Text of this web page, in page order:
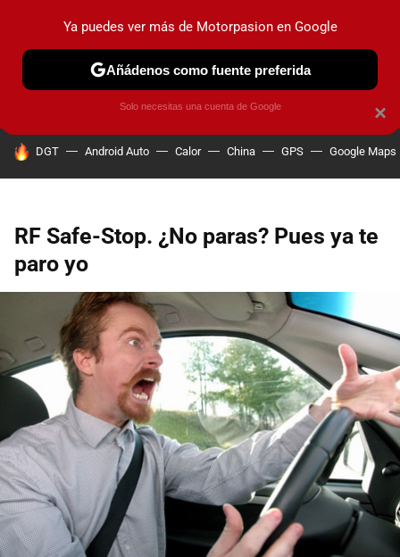
PRUEBAS COCHES ELÉCTRICOS OBSERVATORIO
HOY SE HABLA DE
DGT Android Auto Calor China GPS Google Maps
RF Safe-Stop. ¿No paras? Pues ya te
paro yo
×
Ya puedes ver más de Motorpasion en Google
Añádenos como fuente preferida
Solo necesitas una cuenta de Google